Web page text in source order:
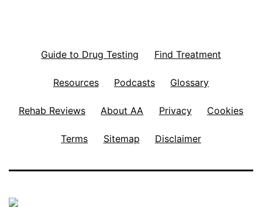
Guide to Drug Testing Find Treatment
Resources Podcasts Glossary
Rehab Reviews About AA Privacy Cookies
Terms Sitemap Disclaimer